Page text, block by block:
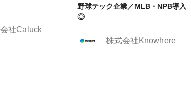
社Caluck
野球テック企業／MLB・NPB導入
◎
株式会社Knowhere